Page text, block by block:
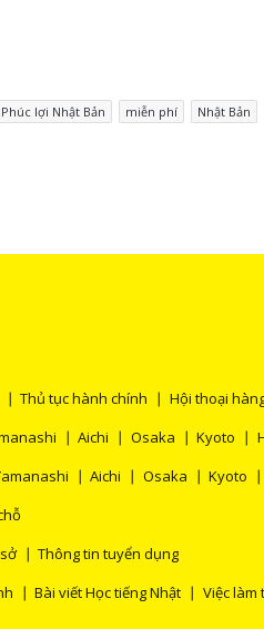
lợi Nhật Bản miễn phí Nhật Bản
Thủ tục hành chính Hội thoại
Aichi Osaka Kyoto
Aichi Osaka Kyoto
Thông tin tuyển dụng
Bài viết Học tiếng Nhật Việc làm